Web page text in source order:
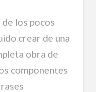
de los pocos
crear de una
obra de
componentes